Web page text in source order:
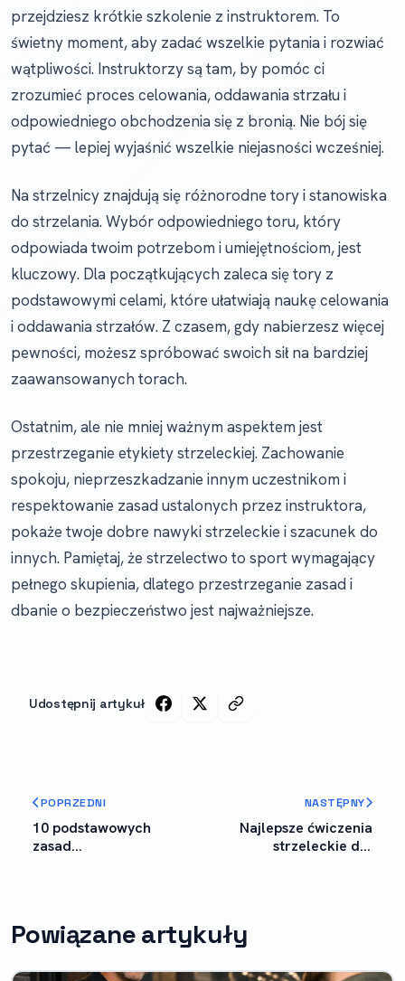
przejdziesz krótkie szkolenie z instruktorem. To
świetny moment, aby zadać wszelkie pytania i rozwiać
wątpliwości. Instruktorzy są tam, by pomóc ci
zrozumieć proces celowania, oddawania strzału i
odpowiedniego obchodzenia się z bronią. Nie bój się
pytać — lepiej wyjaśnić wszelkie niejasności wcześniej.
Na strzelnicy znajdują się różnorodne tory i stanowiska
do strzelania. Wybór odpowiedniego toru, który
odpowiada twoim potrzebom i umiejętnościom, jest
kluczowy. Dla początkujących zaleca się tory z
podstawowymi celami, które ułatwiają naukę celowania
i oddawania strzałów. Z czasem, gdy nabierzesz więcej
pewności, możesz spróbować swoich sił na bardziej
zaawansowanych torach.
Ostatnim, ale nie mniej ważnym aspektem jest
przestrzeganie etykiety strzeleckiej. Zachowanie
spokoju, nieprzeszkadzanie innym uczestnikom i
respektowanie zasad ustalonych przez instruktora,
pokaże twoje dobre nawyki strzeleckie i szacunek do
innych. Pamiętaj, że strzelectwo to sport wymagający
pełnego skupienia, dlatego przestrzeganie zasad i
dbanie o bezpieczeństwo jest najważniejsze.
Udostępnij artykuł
POPRZEDNI
10 podstawowych
zasad
NASTĘPNY
Najlepsze ćwiczenia
strzeleckie dla
Powiązane artykuły